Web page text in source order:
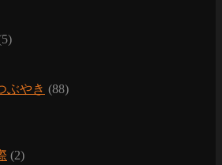
ぶやき (88)
(2)